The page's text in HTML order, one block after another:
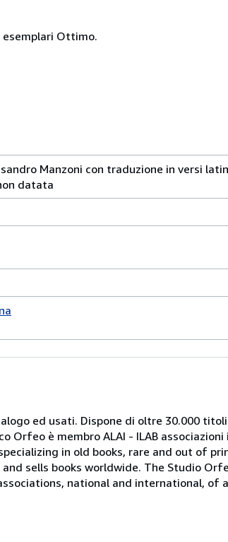
esemplari Ottimo.
Manzoni con traduzione in versi
datata
ed usati. Dispone di oltre 30.000
Orfeo è membro ALAI - ILAB
in old books, rare and out of
sells books worldwide. The Studio
national and international, of